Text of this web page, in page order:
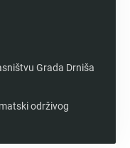
Grada Drniša
održivog